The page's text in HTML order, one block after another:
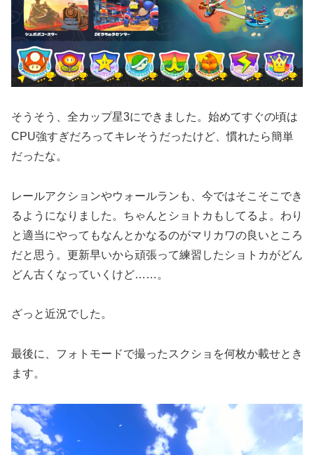
そうそう、全カップ星3にできました。始めてすぐの頃は
CPU強すぎだろってキレそうだったけど、慣れたら簡単
だったな。
レールアクションやウォールランも、今ではそこそこでき
るようになりました。ちゃんとショトカもしてるよ。わり
と適当にやってもなんとかなるのがマリカワの良いところ
だと思う。更新早いから頑張って練習したショトカがどん
どん古くなっていくけど……。
ざっと近況でした。
最後に、フォトモードで撮ったスクショを何枚か載せとき
ます。